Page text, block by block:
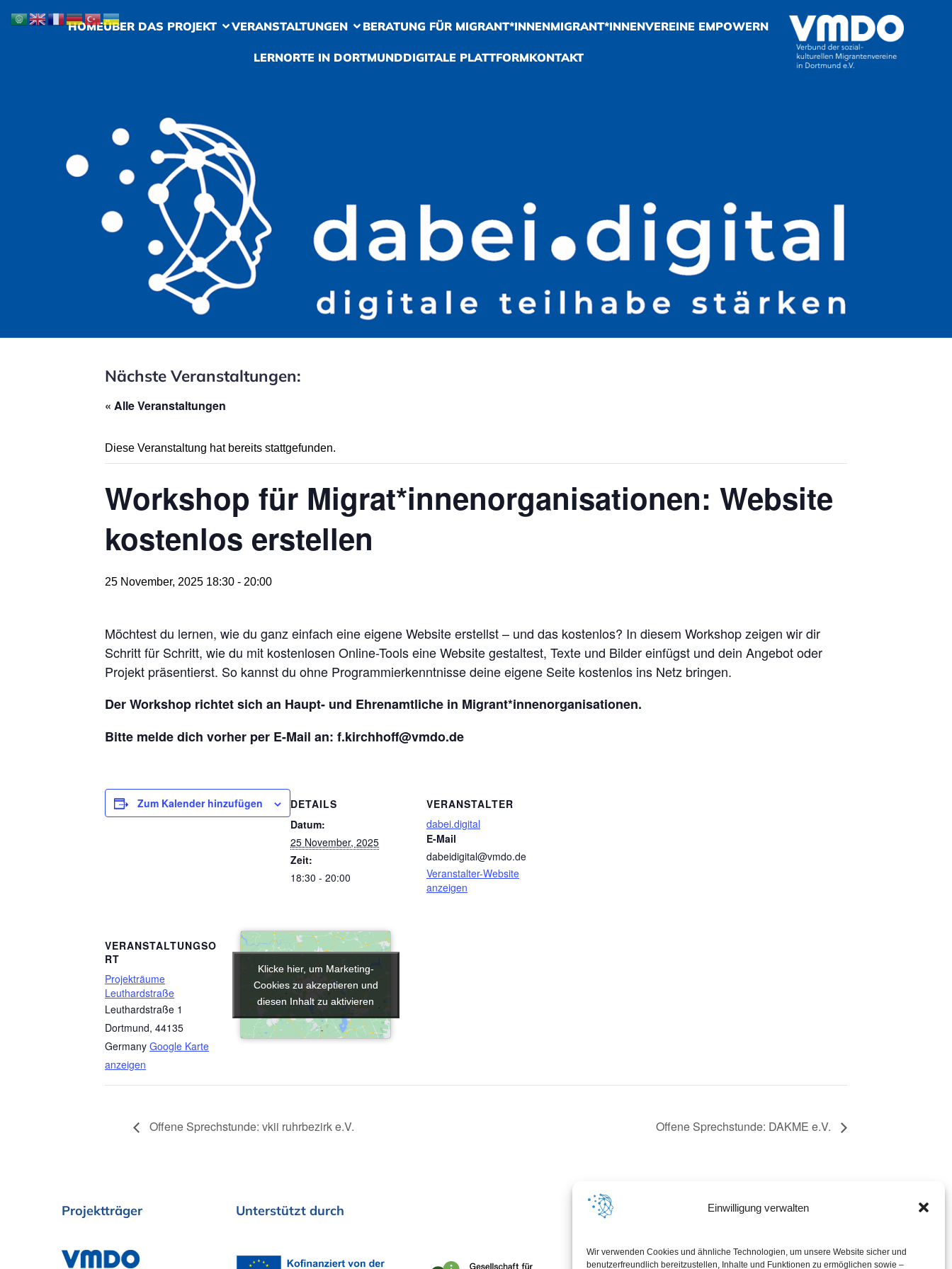
Einwilligung verwalten
Wir verwenden Cookies und ähnliche Technologien, um unsere Website sicher und
benutzerfreundlich bereitzustellen, Inhalte und Funktionen zu ermöglichen sowie –
HOMEÜBER DAS PROJEKT VERANSTALTUNGEN BERATUNG FÜR MIGRANT*INNENMIGRANT*INNENVEREINE EMPOWERN
LERNORTE IN DORTMUNDDIGITALE PLATTFORMKONTAKT
Nächste Veranstaltungen:
« Alle Veranstaltungen
Diese Veranstaltung hat bereits stattgefunden.
Workshop für Migrat*innenorganisationen: Website
kostenlos erstellen
25 November, 2025 18:30 - 20:00
Möchtest du lernen, wie du ganz einfach eine eigene Website erstellst – und das kostenlos? In diesem Workshop zeigen wir dir
Schritt für Schritt, wie du mit kostenlosen Online-Tools eine Website gestaltest, Texte und Bilder einfügst und dein Angebot oder
Projekt präsentierst. So kannst du ohne Programmierkenntnisse deine eigene Seite kostenlos ins Netz bringen.
Der Workshop richtet sich an Haupt- und Ehrenamtliche in Migrant*innenorganisationen.
Bitte melde dich vorher per E-Mail an: f.kirchhoff@vmdo.de
Zum Kalender hinzufügen
DETAILS
Datum:
25 November, 2025
Zeit:
18:30 - 20:00
VERANSTALTER
dabei.digital
E-Mail
dabeidigital@vmdo.de
Veranstalter-Website
anzeigen
VERANSTALTUNGSO
RT
Projekträume
Leuthardstraße
Leuthardstraße 1
Dortmund, 44135
Germany Google Karte
anzeigen
Klicke hier, um Marketing-
Cookies zu akzeptieren und
diesen Inhalt zu aktivieren
Klicke hier, um Marketing-
Cookies zu akzeptieren und
diesen Inhalt zu aktivieren
Offene Sprechstunde: vkii ruhrbezirk e.V. Offene Sprechstunde: DAKME e.V.
Projektträger Unterstützt durch In Kooperation mit